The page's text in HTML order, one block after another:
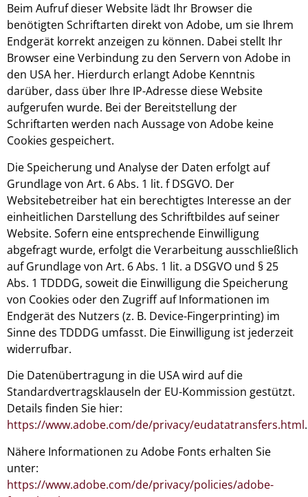
Beim Aufruf dieser Website lädt Ihr Browser die
benötigten Schriftarten direkt von Adobe, um sie Ihrem
Endgerät korrekt anzeigen zu können. Dabei stellt Ihr
Browser eine Verbindung zu den Servern von Adobe in
den USA her. Hierdurch erlangt Adobe Kenntnis
darüber, dass über Ihre IP-Adresse diese Website
aufgerufen wurde. Bei der Bereitstellung der
Schriftarten werden nach Aussage von Adobe keine
Cookies gespeichert.
Die Speicherung und Analyse der Daten erfolgt auf
Grundlage von Art. 6 Abs. 1 lit. f DSGVO. Der
Websitebetreiber hat ein berechtigtes Interesse an der
einheitlichen Darstellung des Schriftbildes auf seiner
Website. Sofern eine entsprechende Einwilligung
abgefragt wurde, erfolgt die Verarbeitung ausschließlich
auf Grundlage von Art. 6 Abs. 1 lit. a DSGVO und § 25
Abs. 1 TDDDG, soweit die Einwilligung die Speicherung
von Cookies oder den Zugriff auf Informationen im
Endgerät des Nutzers (z. B. Device-Fingerprinting) im
Sinne des TDDDG umfasst. Die Einwilligung ist jederzeit
widerrufbar.
Die Datenübertragung in die USA wird auf die
Standardvertragsklauseln der EU-Kommission gestützt.
Details finden Sie hier:
https://www.adobe.com/de/privacy/eudatatransfers.html.
Nähere Informationen zu Adobe Fonts erhalten Sie
unter:
https://www.adobe.com/de/privacy/policies/adobe-